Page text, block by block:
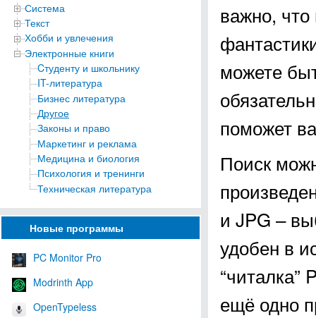
Система
Текст
Хобби и увлечения
Электронные книги
Cтуденту и школьнику
IT-литература
Бизнес литература
Другое
Законы и право
Маркетинг и реклама
Медицина и биология
Психология и тренинги
Техническая литература
Новые программы
PC Monitor Pro
Modrinth App
OpenTypeless
важно,
можете
поможет
Поиск
и JPG –
удобен в
“читалка”
ещё одно